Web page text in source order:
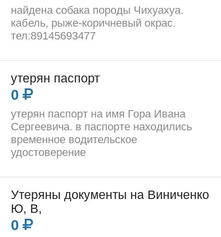
найдена собака породы Чихуахуа.
кабель, рыже-коричневый окрас.
тел:89145693477
утерян паспорт
0
утерян паспорт на имя Гора Ивана
Сергеевича. в паспорте находились
временное водительское
удостоверение
Утеряны документы на Виниченко
Ю, В,
0